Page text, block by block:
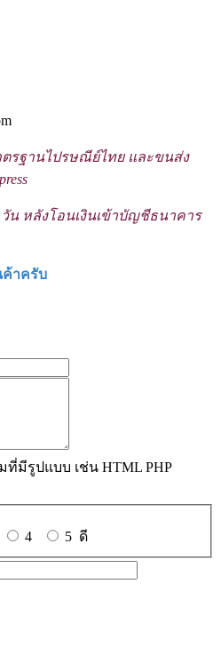
รฐานไปรษณีย์ไทย และขนส่ง
วัน หลังโอนเงินเข้าบัญชีธนาคาร
าครับ
มีรูปแบบ เช่น HTML PHP
4 5 ดี